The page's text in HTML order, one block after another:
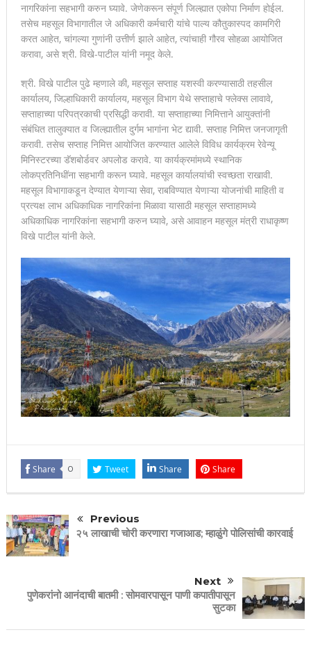
नागरिकांना सहभागी करुन घ्यावे. जेणेकरून संपूर्ण जिल्ह्यात एकोपा निर्माण होईल.
तसेच महसूल विभागातील जे अधिकारी कर्मचारी यांचे पाल्य कौतुकास्पद कामगिरी
करत आहेत, चांगल्या गुणांनी उत्तीर्ण झाले आहेत, त्यांचाही गौरव सोहळा आयोजित
करावा, असे श्री. विखे-पाटील यांनी नमूद केले.
श्री. विखे पाटील पुढे म्हणाले की, महसूल सप्ताह यशस्वी करण्यासाठी तहसील
कार्यालय, जिल्हाधिकारी कार्यालय, महसूल विभाग येथे सप्ताहाचे फ्लेक्स लावावे,
सप्ताहाच्या परिपत्रकाची प्रसिद्धी करावी. या सप्ताहाच्या निमित्ताने आयुक्तांनी
संबंधित तालुक्यात व जिल्ह्यातील दुर्गम भागांना भेट द्यावी. सप्ताह निमित्त जनजागृती
करावी. तसेच सप्ताह निमित्त आयोजित करण्यात आलेले विविध कार्यक्रम रेवेन्यू
मिनिस्टरच्या डॅशबोर्डवर अपलोड करावे. या कार्यक्रमांमध्ये स्थानिक
लोकप्रतिनिधींना सहभागी करून घ्यावे. महसूल कार्यालयांची स्वच्छता राखावी.
महसूल विभागाकडून देण्यात येणाऱ्या सेवा, राबविण्यात येणाऱ्या योजनांची माहिती व
प्रत्यक्ष लाभ अधिकाधिक नागरिकांना मिळावा यासाठी महसूल सप्ताहामध्ये
अधिकाधिक नागरिकांना सहभागी करुन घ्यावे, असे आवाहन महसूल मंत्री राधाकृष्ण
विखे पाटील यांनी केले.
Share 0 Tweet Share Share
Previous
२५ लाखाची चोरी करणारा गजाआड; म्हाळुंगे पोलिसांची कारवाई
Next
पुणेकरांनो आनंदाची बातमी : सोमवारपासून पाणी कपातीपासून
सुटका